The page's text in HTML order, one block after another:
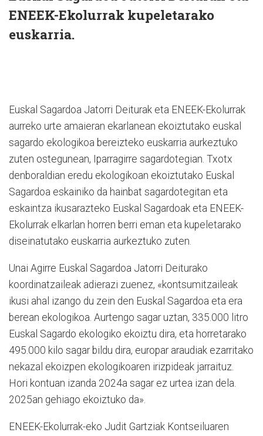
ENEEK-Ekolurrak kupeletarako
euskarria.
Euskal Sagardoa Jatorri Deiturak eta ENEEK-Ekolurrak
aurreko urte amaieran ekarlanean ekoiztutako euskal
sagardo ekologikoa bereizteko euskarria aurkeztuko
zuten ostegunean, Iparragirre sagardotegian. Txotx
denboraldian eredu ekologikoan ekoiztutako Euskal
Sagardoa eskainiko da hainbat sagardotegitan eta
eskaintza ikusarazteko Euskal Sagardoak eta ENEEK-
Ekolurrak elkarlan horren berri eman eta kupeletarako
diseinatutako euskarria aurkeztuko zuten.
Unai Agirre Euskal Sagardoa Jatorri Deiturako
koordinatzaileak adierazi zuenez, «kontsumitzaileak
ikusi ahal izango du zein den Euskal Sagardoa eta era
berean ekologikoa. Aurtengo sagar uztan, 335.000 litro
Euskal Sagardo ekologiko ekoiztu dira, eta horretarako
495.000 kilo sagar bildu dira, europar araudiak ezarritako
nekazal ekoizpen ekologikoaren irizpideak jarraituz.
Hori kontuan izanda 2024a sagar ez urtea izan dela.
2025an gehiago ekoiztuko da».
ENEEK-Ekolurrak-eko Judit Gartziak Kontseiluaren